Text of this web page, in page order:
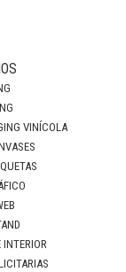
VINÍCOLA
INTERIOR